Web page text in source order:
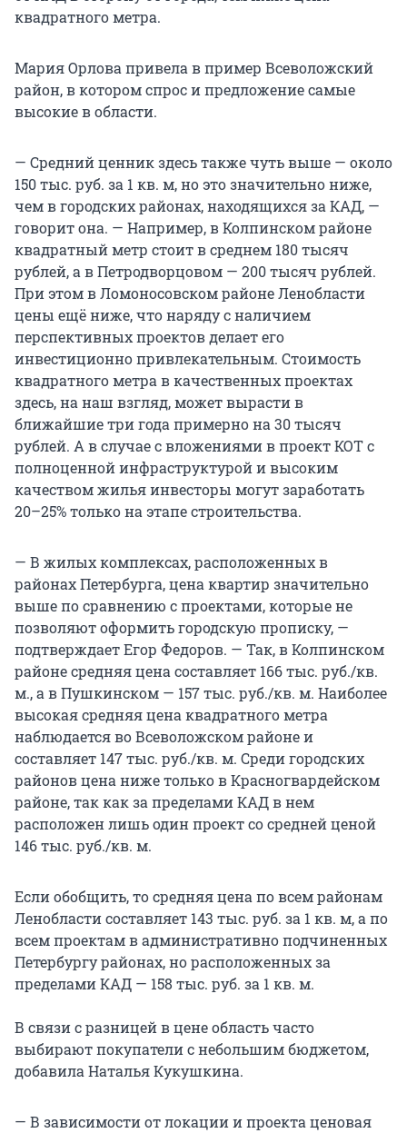
квадратного метра.
Мария Орлова привела в пример Всеволожский
район, в котором спрос и предложение самые
высокие в области.
— Средний ценник здесь также чуть выше — около
150 тыс. руб. за 1 кв. м, но это значительно ниже,
чем в городских районах, находящихся за КАД, —
говорит она. — Например, в Колпинском районе
квадратный метр стоит в среднем 180 тысяч
рублей, а в Петродворцовом — 200 тысяч рублей.
При этом в Ломоносовском районе Ленобласти
цены ещё ниже, что наряду с наличием
перспективных проектов делает его
инвестиционно привлекательным. Стоимость
квадратного метра в качественных проектах
здесь, на наш взгляд, может вырасти в
ближайшие три года примерно на 30 тысяч
рублей. А в случае с вложениями в проект КОТ с
полноценной инфраструктурой и высоким
качеством жилья инвесторы могут заработать
20–25% только на этапе строительства.
— В жилых комплексах, расположенных в
районах Петербурга, цена квартир значительно
выше по сравнению с проектами, которые не
позволяют оформить городскую прописку, —
подтверждает Егор Федоров. — Так, в Колпинском
районе средняя цена составляет 166 тыс. руб./кв.
м., а в Пушкинском — 157 тыс. руб./кв. м. Наиболее
высокая средняя цена квадратного метра
наблюдается во Всеволожском районе и
составляет 147 тыс. руб./кв. м. Среди городских
районов цена ниже только в Красногвардейском
районе, так как за пределами КАД в нем
расположен лишь один проект со средней ценой
146 тыс. руб./кв. м.
Если обобщить, то средняя цена по всем районам
Ленобласти составляет 143 тыс. руб. за 1 кв. м, а по
всем проектам в административно подчиненных
Петербургу районах, но расположенных за
пределами КАД — 158 тыс. руб. за 1 кв. м.
В связи с разницей в цене область часто
выбирают покупатели с небольшим бюджетом,
добавила Наталья Кукушкина.
— В зависимости от локации и проекта ценовая